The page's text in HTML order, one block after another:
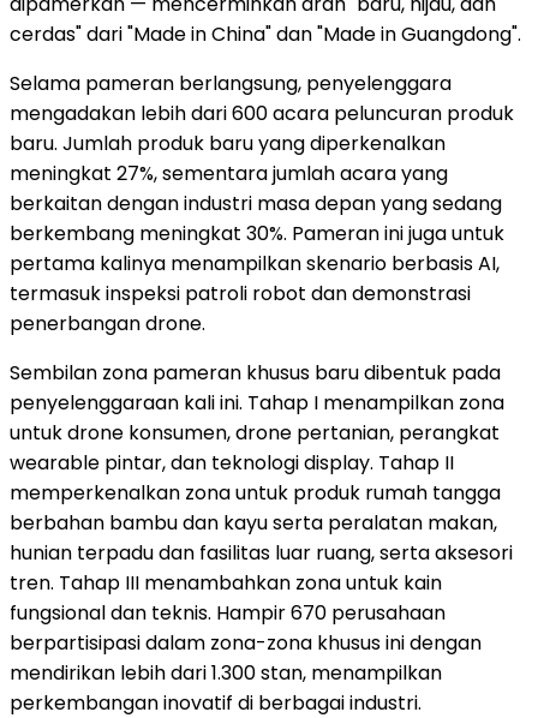
cerdas" dari "Made in China" dan "Made in Guangdong".
Selama pameran berlangsung, penyelenggara
mengadakan lebih dari 600 acara peluncuran produk
baru. Jumlah produk baru yang diperkenalkan
meningkat 27%, sementara jumlah acara yang
berkaitan dengan industri masa depan yang sedang
berkembang meningkat 30%. Pameran ini juga untuk
pertama kalinya menampilkan skenario berbasis AI,
termasuk inspeksi patroli robot dan demonstrasi
penerbangan drone.
Sembilan zona pameran khusus baru dibentuk pada
penyelenggaraan kali ini. Tahap I menampilkan zona
untuk drone konsumen, drone pertanian, perangkat
wearable pintar, dan teknologi display. Tahap II
memperkenalkan zona untuk produk rumah tangga
berbahan bambu dan kayu serta peralatan makan,
hunian terpadu dan fasilitas luar ruang, serta aksesori
tren. Tahap III menambahkan zona untuk kain
fungsional dan teknis. Hampir 670 perusahaan
berpartisipasi dalam zona-zona khusus ini dengan
mendirikan lebih dari 1.300 stan, menampilkan
perkembangan inovatif di berbagai industri.